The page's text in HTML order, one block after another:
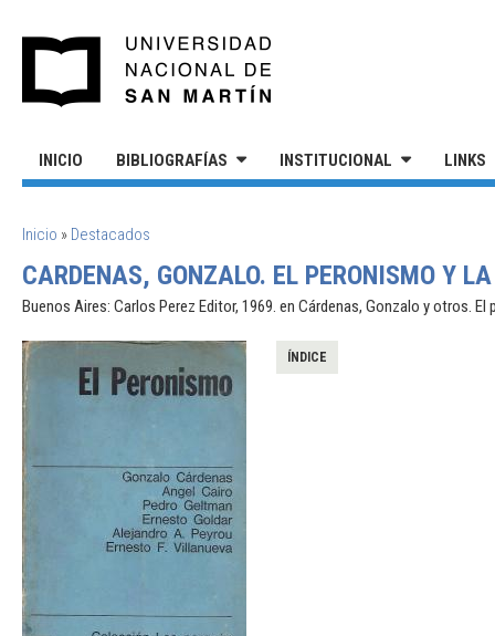
INICIO BIBLIOGRAFÍAS INSTITUCIONAL LINKS
SE ENCUENTRA USTED AQUÍ
Inicio » Destacados
CARDENAS, GONZALO. EL PERONISMO Y
Buenos Aires: Carlos Perez Editor, 1969. en Cárdenas, Gonzalo y otros. El
ÍNDICE